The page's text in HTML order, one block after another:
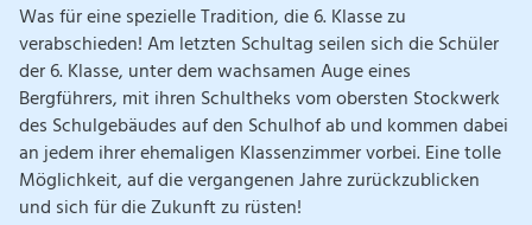
Was für eine spezielle Tradition, die 6. Klasse zu
verabschieden! Am letzten Schultag seilen sich die Schüler
der 6. Klasse, unter dem wachsamen Auge eines
Bergführers, mit ihren Schultheks vom obersten Stockwerk
des Schulgebäudes auf den Schulhof ab und kommen dabei
an jedem ihrer ehemaligen Klassenzimmer vorbei. Eine tolle
Möglichkeit, auf die vergangenen Jahre zurückzublicken
und sich für die Zukunft zu rüsten!